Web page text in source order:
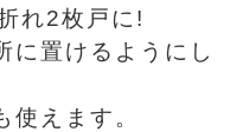
れ2枚戸に!
に置けるようにし
使えます。